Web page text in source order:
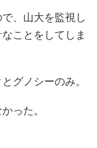
、山大を監視し
ことをしてしま
グノシーのみ。
った。